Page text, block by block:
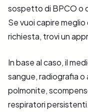
sospetto di BPCO o
Se vuoi capire
richiesta, trovi un
In base al caso, il
sangue, radiografia
polmonite,
respiratori